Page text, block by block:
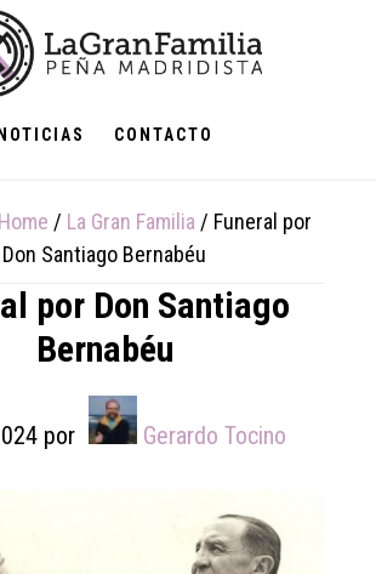
NOTICIAS CONTACTO
Home / La Gran Familia / Funeral por
Don Santiago Bernabéu
por Don Santiago
Bernabéu
por Gerardo Tocino